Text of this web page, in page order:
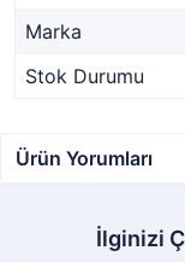
Marka
Stok Durumu
Ürün Yorumları
İlginizi